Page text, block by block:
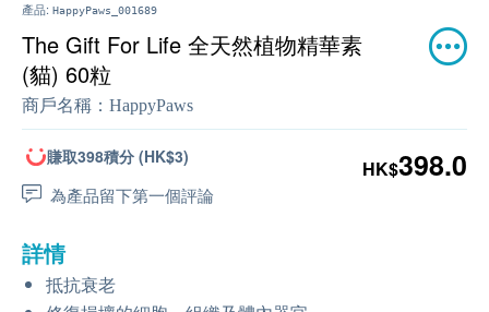
產品: HappyPaws_001689
The Gift For Life 全天然植物精華素
(貓) 60粒
商戶名稱： HappyPaws
賺取398積分 (HK$3)
為產品留下第一個評論
HK$398.0
詳情
抵抗衰老